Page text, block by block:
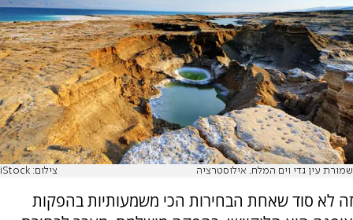
שמורת עין גדי וים המלח. אילוסטרציה צילום: iStock
זה לא סוד שאחת הבחירות הכי משמעותיות בהפקות